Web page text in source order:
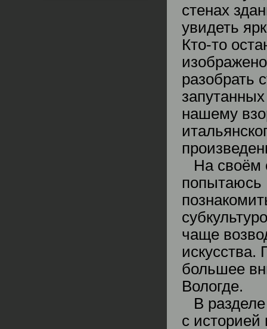
стенах
увидеть
Кто-то
разобрать
нашему
На своём
попытаюсь
чаще
большее
Вологде.
В
с